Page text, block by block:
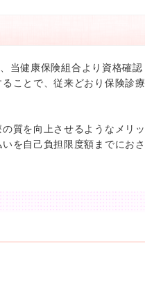
当健康保険組合より資格確認
ことで、従来どおり保険診療
質を向上させるようなメリッ
を自己負担限度額までにおさ